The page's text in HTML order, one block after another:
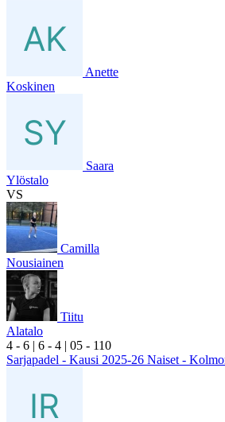
Anette
Koskinen
Saara
Ylöstalo
VS
Camilla
Nousiainen
Tiitu
Alatalo
4 - 6 | 6 - 4 | 05 - 110
Sarjapadel - Kausi 2025-26 Naiset -